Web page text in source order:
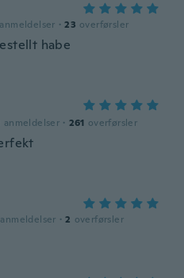
anmeldelser · 23 overførsler
habe
anmeldelser · 261 overførsler
anmeldelser · 2 overførsler